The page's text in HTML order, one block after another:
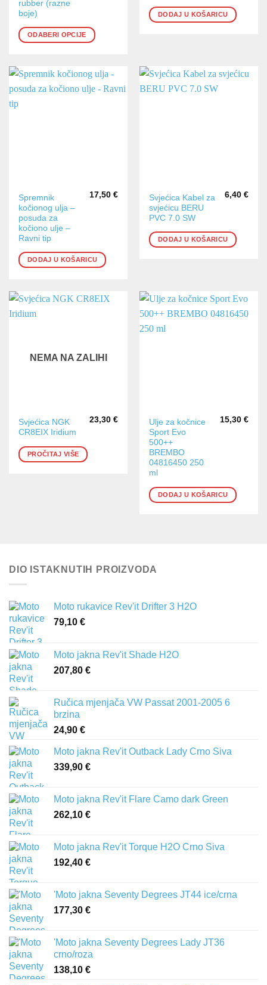
rubber (razne
boje)
ODABERI OPCIJE
varijanti.
Opcije
se
mogu
stranici
proizvoda
DODAJ U KOŠARICU
Spremnik
kočionog ulja –
posuda za
kočiono ulje –
Ravni tip
17,50 €
DODAJ U KOŠARICU
Svjećica Kabel za
svjećicu BERU
PVC 7.0 SW
6,40 €
DODAJ U KOŠARICU
NEMA NA ZALIHI
Svjećica NGK
CR8EIX Iridium
23,30 €
PROČITAJ VIŠE
Ulje za kočnice
Sport Evo
500++
BREMBO
04816450 250
ml
15,30 €
DODAJ U KOŠARICU
DIO ISTAKNUTIH PROIZVODA
Moto rukavice Rev'it Drifter 3 H2O
79,10 €
Moto jakna Rev'it Shade H2O
207,80 €
Ručica mjenjača VW Passat 2001-2005 6
brzina
24,90 €
Moto jakna Rev'it Outback Lady Crno Siva
339,90 €
Moto jakna Rev'it Flare Camo dark Green
262,10 €
Moto jakna Rev'it Torque H2O Crno Siva
192,40 €
'Moto jakna Seventy Degrees JT44 ice/crna
177,30 €
'Moto jakna Seventy Degrees Lady JT36
crno/roza
138,10 €